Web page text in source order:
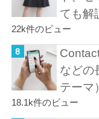
ても解
22k件のビュー
などの
テーマ）
18.1k件のビュー